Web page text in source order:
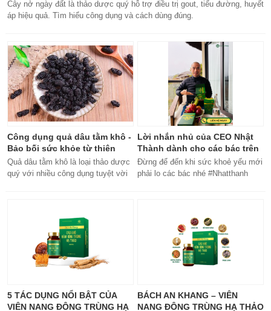
Cây nở ngày đất là thảo dược quý hỗ trợ điều trị gout, tiểu đường, huyết
áp hiệu quả. Tìm hiểu công dụng và cách dùng đúng.
Công dụng quả dâu tằm khô -
Bảo bối sức khỏe từ thiên
nhiên
Quả dâu tằm khô là loại thảo dược
quý với nhiều công dụng tuyệt vời
Lời nhắn nhủ của CEO Nhật
Thành dành cho các bác trên
50 tuổi
Đừng để đến khi sức khoẻ yếu mới
phải lo các bác nhé #Nhatthanh
#khoetubentrong #nhatthanhbak
5 TÁC DỤNG NỔI BẬT CỦA
VIÊN NANG ĐÔNG TRÙNG HẠ
BÁCH AN KHANG – VIÊN
NANG ĐÔNG TRÙNG HẠ THẢO